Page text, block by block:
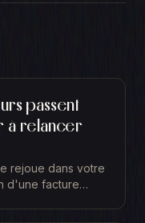
passent
à relancer
rejoue dans votre
d'une facture